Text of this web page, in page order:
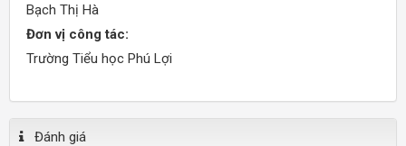
Bạch Thị Hà
Đơn vị công tác:
Trường Tiểu học Phú Lợi
Đánh giá